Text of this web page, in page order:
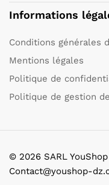
Informations
Conditions générales
Mentions légales
Politique de
Politique de gestion
© 2026 SARL
Contact@youshop-